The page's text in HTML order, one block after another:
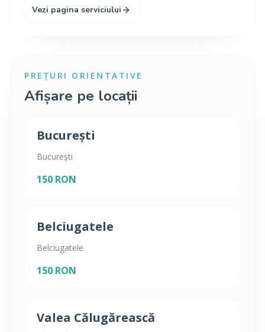
Vezi pagina serviciului
PREȚURI ORIENTATIVE
Afișare pe locații
București
București
150 RON
Belciugatele
Belciugatele
150 RON
Valea Călugărească